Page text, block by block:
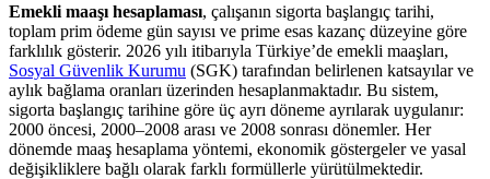
Emekli maaşı hesaplaması, çalışanın sigorta başlangıç tarihi,
toplam prim ödeme gün sayısı ve prime esas kazanç düzeyine göre
farklılık gösterir. 2026 yılı itibarıyla Türkiye’de emekli maaşları,
Sosyal Güvenlik Kurumu (SGK) tarafından belirlenen katsayılar ve
aylık bağlama oranları üzerinden hesaplanmaktadır. Bu sistem,
sigorta başlangıç tarihine göre üç ayrı döneme ayrılarak uygulanır:
2000 öncesi, 2000–2008 arası ve 2008 sonrası dönemler. Her
dönemde maaş hesaplama yöntemi, ekonomik göstergeler ve yasal
değişikliklere bağlı olarak farklı formüllerle yürütülmektedir.